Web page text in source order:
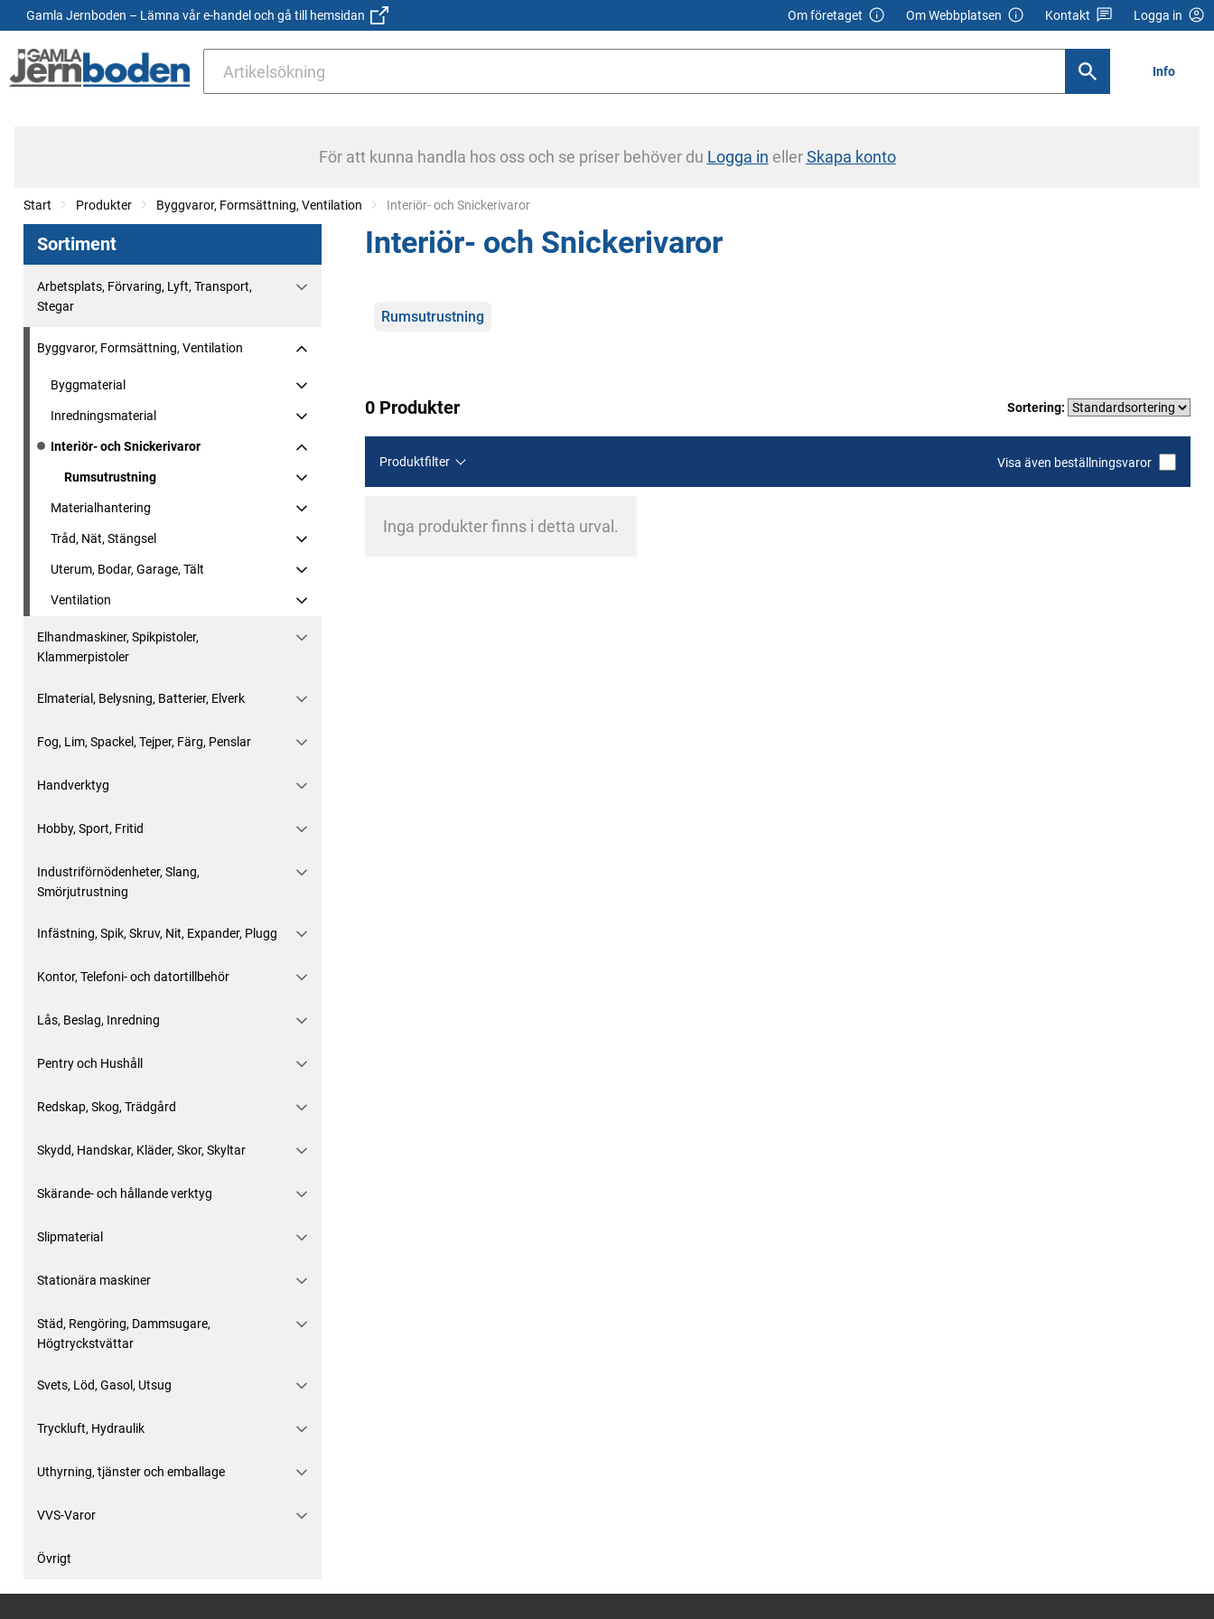
Gamla Jernboden – Lämna vår e-handel och gå till hemsidan Om företaget Om Webbplatsen Kontakt Logga in
Info
För att kunna handla hos oss och se priser behöver du Logga in ellerSkapa konto
Start Produkter Byggvaror, Formsättning, Ventilation Current:
Interiör- och Snickerivaror
Sortiment
Arbetsplats, Förvaring, Lyft, Transport,
Stegar
Byggvaror, Formsättning, Ventilation
Byggmaterial
Inredningsmaterial
Interiör- och Snickerivaror
Rumsutrustning
Materialhantering
Tråd, Nät, Stängsel
Uterum, Bodar, Garage, Tält
Ventilation
Elhandmaskiner, Spikpistoler,
Klammerpistoler
Elmaterial, Belysning, Batterier, Elverk
Fog, Lim, Spackel, Tejper, Färg, Penslar
Handverktyg
Hobby, Sport, Fritid
Industriförnödenheter, Slang,
Smörjutrustning
Infästning, Spik, Skruv, Nit, Expander, Plugg
Kontor, Telefoni- och datortillbehör
Lås, Beslag, Inredning
Pentry och Hushåll
Redskap, Skog, Trädgård
Skydd, Handskar, Kläder, Skor, Skyltar
Skärande- och hållande verktyg
Slipmaterial
Stationära maskiner
Städ, Rengöring, Dammsugare,
Högtryckstvättar
Svets, Löd, Gasol, Utsug
Tryckluft, Hydraulik
Uthyrning, tjänster och emballage
VVS-Varor
Övrigt
Interiör- och Snickerivaror
Kategorier
Rumsutrustning
0 Produkter Sortering:
Produktfilter Visa även beställningsvaror
Inga produkter finns i detta urval.